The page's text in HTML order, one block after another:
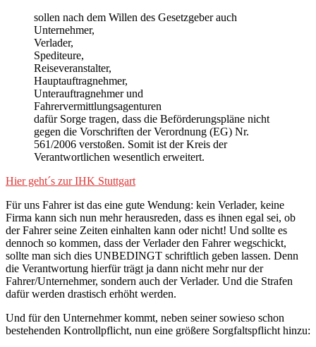
sollen nach dem Willen des Gesetzgeber auch
Unternehmer,
Verlader,
Spediteure,
Reiseveranstalter,
Hauptauftragnehmer,
Unterauftragnehmer und
Fahrervermittlungsagenturen
dafür Sorge tragen, dass die Beförderungspläne nicht
gegen die Vorschriften der Verordnung (EG) Nr.
561/2006 verstoßen. Somit ist der Kreis der
Verantwortlichen wesentlich erweitert.
Hier geht´s zur IHK Stuttgart
Für uns Fahrer ist das eine gute Wendung: kein Verlader, keine
Firma kann sich nun mehr herausreden, dass es ihnen egal sei, ob
der Fahrer seine Zeiten einhalten kann oder nicht! Und sollte es
dennoch so kommen, dass der Verlader den Fahrer wegschickt,
sollte man sich dies UNBEDINGT schriftlich geben lassen. Denn
die Verantwortung hierfür trägt ja dann nicht mehr nur der
Fahrer/Unternehmer, sondern auch der Verlader. Und die Strafen
dafür werden drastisch erhöht werden.
Und für den Unternehmer kommt, neben seiner sowieso schon
bestehenden Kontrollpflicht, nun eine größere Sorgfaltspflicht hinzu: